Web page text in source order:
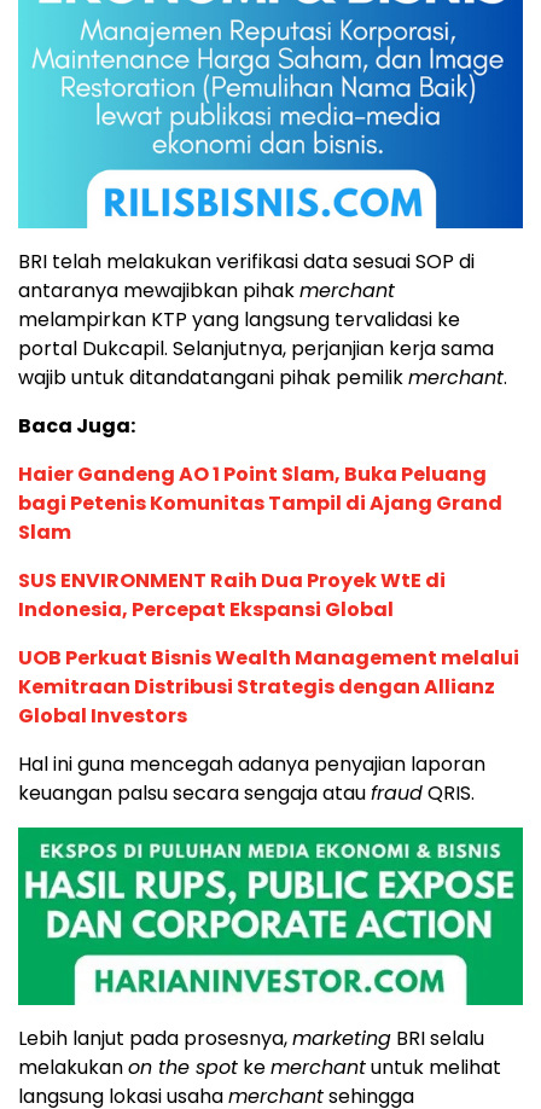
BRI telah melakukan verifikasi data sesuai SOP di
antaranya mewajibkan pihakmerchant
melampirkan KTP yang langsung tervalidasi ke
portal Dukcapil. Selanjutnya, perjanjian kerja sama
wajib untuk ditandatangani pihak pemilikmerchant.
Baca Juga:
Haier Gandeng AO 1 Point Slam, Buka Peluang
bagi Petenis Komunitas Tampil di Ajang Grand
Slam
SUS ENVIRONMENT Raih Dua Proyek WtE di
Indonesia, Percepat Ekspansi Global
UOB Perkuat Bisnis Wealth Management melalui
Kemitraan Distribusi Strategis dengan Allianz
Global Investors
Hal ini guna mencegah adanya penyajian laporan
keuangan palsu secara sengaja ataufraudQRIS.
Lebih lanjut pada prosesnya,marketing BRI selalu
melakukanon the spot kemerchantuntuk melihat
langsung lokasi usahamerchantsehingga